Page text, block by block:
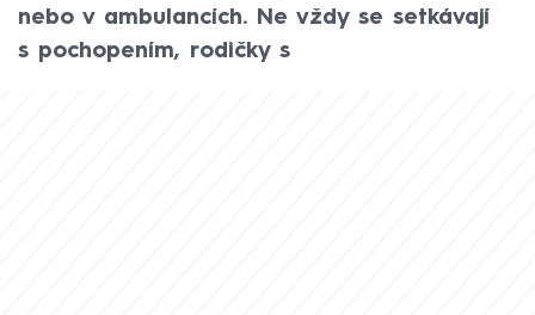
nebo v ambulancích. Ne vždy se setkávají
s pochopením, rodičky s